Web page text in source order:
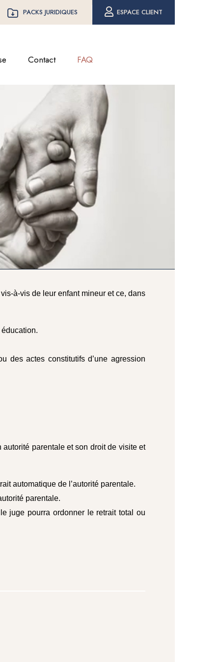
PACKS JURIDIQUES ESPACE CLIENT
Contact FAQ
à-vis de leur enfant mineur et ce, dans
des actes constitutifs d’une agression
parentale et son droit de visite et
automatique de l’autorité parentale.
parentale.
juge pourra ordonner le retrait total ou